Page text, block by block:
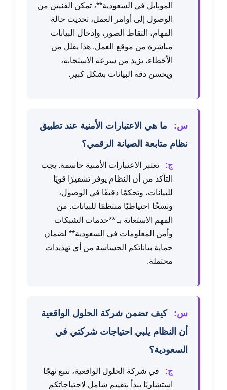
الموبايل في السعودية**، تمكن الفنيين من
الوصول إلى أوامر العمل، تحديث حالة
المهام، التقاط الصور، وإدخال البيانات
مباشرة من موقع العمل. هذا يقلل من
الأخطاء، يزيد من سرعة الاستجابة،
ويحسن دقة البيانات بشكل كبير.
س:
ما هي الاعتبارات الأمنية عند تطبيق
نظام متابعة الصيانة الرقمي؟
ج:
تعتبر الاعتبارات الأمنية حاسمة. يجب
التأكد من أن النظام يوفر تشفيرًا قويًا
للبيانات، وتحكمًا دقيقًا في الوصول،
ونسخًا احتياطيًا منتظمًا للبيانات. من
المهم الاستعانة بـ **خدمات الشبكات
وأمن المعلومات في السعودية** لضمان
حماية بياناتكم الحساسة من أي تهديدات
محتملة.
س:
كيف تضمن شركة الحلول الواقعية
أن النظام يلبي احتياجات شركتي في
السعودية؟
ج:
في شركة الحلول الواقعية، نتبع نهجًا
استشاريًا يبدأ بتقييم شامل لاحتياجاتكم